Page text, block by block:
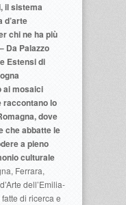
il sistema
d’arte
chi ne ha più
Da Palazzo
Estensi di
ai mosaici
raccontano lo
dove
che abbatte le
a pieno
culturale
Ferrara,
dell’Emilia-
di ricerca e